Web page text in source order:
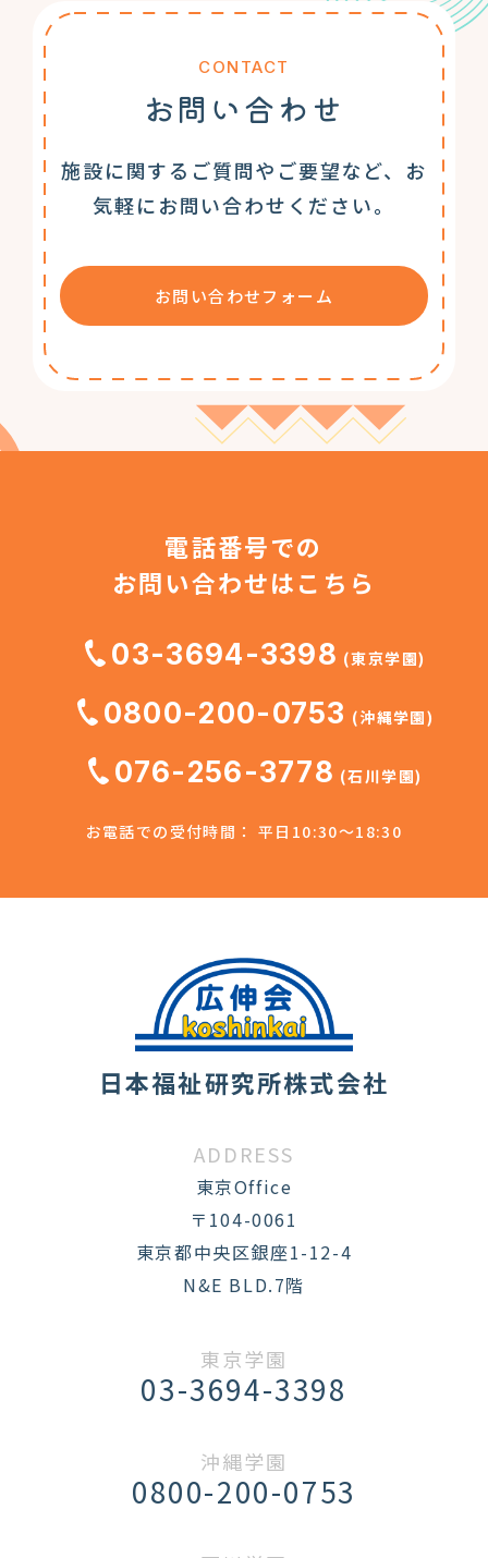
CONTACT
お問い合わせ
施設に関するご質問やご要望など、お
気軽にお問い合わせください。
お問い合わせフォーム
電話番号での
お問い合わせはこちら
03-3694-3398 (東京学園)
0800-200-0753 (沖縄学園)
076-256-3778 (石川学園)
お電話での受付時間： 平日10:30～18:30
日本福祉研究所株式会社
ADDRESS
東京Office
〒104-0061
東京都中央区銀座1-12-4
N&E BLD.7階
東京学園
03-3694-3398
沖縄学園
0800-200-0753